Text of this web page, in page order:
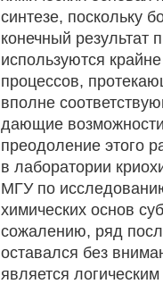
синтезе, поскольку
конечный результат
используются
процессов,
вполне
дающие
преодоление этого
в лаборатории
МГУ по
химических основ
сожалению, ряд
оставался без
является